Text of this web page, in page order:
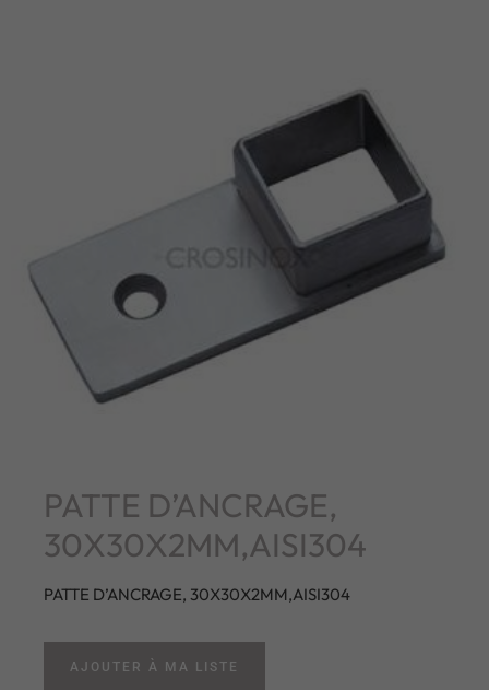
PATTE D’ANCRAGE,
30X30X2MM,AISI304
PATTE D’ANCRAGE, 30X30X2MM,AISI304
AJOUTER À MA LISTE